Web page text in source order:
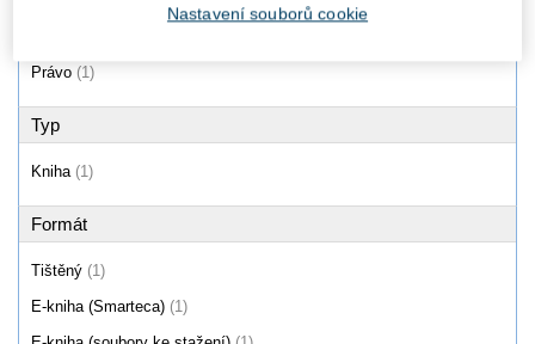
Právo (1)
Typ
Kniha (1)
Formát
Tištěný (1)
E-kniha (Smarteca) (1)
Nastavení souborů cookie